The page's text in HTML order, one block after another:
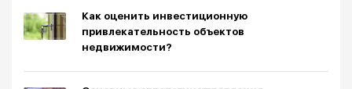
Как оценить инвестиционную
привлекательность объектов
недвижимости?